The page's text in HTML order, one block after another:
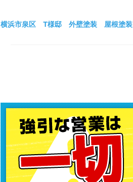
横浜市泉区 T様邸 外壁塗装 屋根塗装